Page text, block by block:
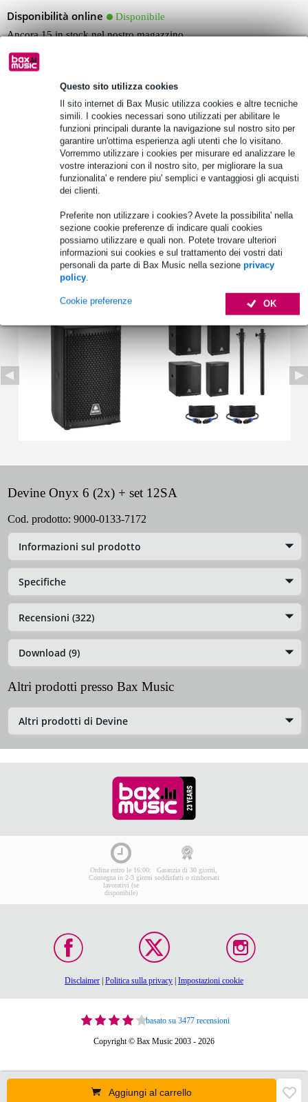
Questo sito utilizza cookies
Il sito internet di Bax Music utilizza cookies e altre tecniche
simili. I cookies necessari sono utilizzati per abilitare le
funzioni principali durante la navigazione sul nostro sito per
garantire un'ottima esperienza agli utenti che lo visitano.
Vorremmo utilizzare i cookies per misurare ed analizzare le
vostre interazioni con il nostro sito, per migliorare la sua
funzionalita' e rendere piu' semplici e vantaggiosi gli acquisti
dei clienti.
Preferite non utilizzare i cookies? Avete la possibilita' nella
sezione cookie preferenze di indicare quali cookies
possiamo utilizzare e quali non. Potete trovare ulteriori
informazioni sui cookies e sul trattamento dei vostri dati
personali da parte di Bax Music nella sezione privacy
policy.
OK
Cookie preferenze
Disponibilità online
Disponibile
Ancora 15 in stock nel nostro magazzino
Aggiungi al carrello
Ordina adesso = ricevi giovedì
Oltre 48.000 articoli disponibili
1.250 marchi leader
Informazioni sul prodotto
Specifiche complete
Vedi anche (2)
Devine Onyx 6 (2x) + set 12SA
Cod. prodotto: 9000-0133-7172
Informazioni sul prodotto
Specifiche
Recensioni (322)
Download (9)
Altri prodotti presso Bax Music
Altri prodotti di Devine
Aggiungi al carrello
Ordina entro le 16:00:
Consegna in 2-3 giorni
lavorativi (se
disponibile)
Garanzia di 30 giorni,
soddisfatti o rimborsati
Disclaimer Politica sulla privacy Impostazioni cookie
basato su 3477 recensioni
Copyright © Bax Music 2003 - 2026